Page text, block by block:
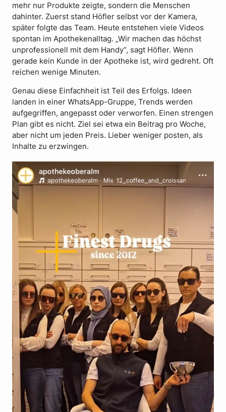
mehr nur Produkte zeigte, sondern die Menschen
dahinter. Zuerst stand Höfler selbst vor der Kamera,
später folgte das Team. Heute entstehen viele Videos
spontan im Apothekenalltag. „Wir machen das höchst
unprofessionell mit dem Handy“, sagt Höfler. Wenn
gerade kein Kunde in der Apotheke ist, wird gedreht. Oft
reichen wenige Minuten.
Genau diese Einfachheit ist Teil des Erfolgs. Ideen
landen in einer WhatsApp-Gruppe, Trends werden
aufgegriffen, angepasst oder verworfen. Einen strengen
Plan gibt es nicht. Ziel sei etwa ein Beitrag pro Woche,
aber nicht um jeden Preis. Lieber weniger posten, als
Inhalte zu erzwingen.